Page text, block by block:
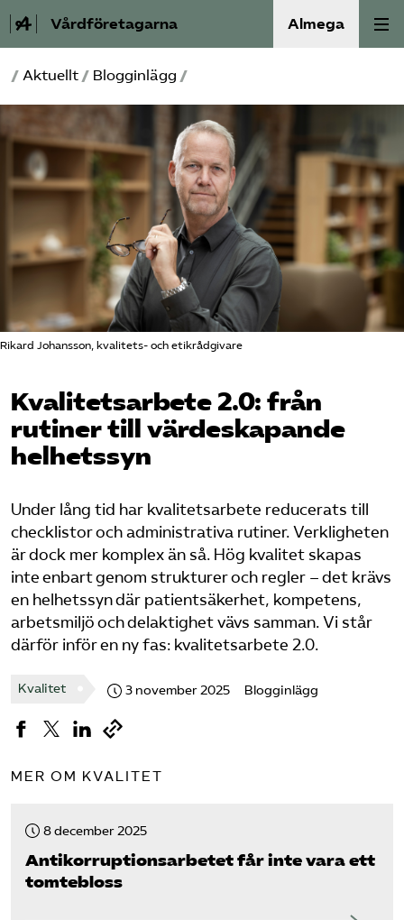
Vårdföretagarna Almega
Välfärdskriminalitet
Valmanifest
Medlemskap
Aktiviteter
Våra frågor
Om oss
Pressrum
Mina sidor
Privat Vårdfakta
Bli medlem
Logga in på Arbetsgivarguiden
Sök på vardforetagarna.se
/ Aktuellt / Blogginlägg /
Rikard Johansson, kvalitets- och etikrådgivare
Kvalitetsarbete 2.0: från
rutiner till värdeskapande
helhetssyn
Under lång tid har kvalitetsarbete reducerats till
checklistor och administrativa rutiner. Verkligheten
är dock mer komplex än så. Hög kvalitet skapas
inte enbart genom strukturer och regler – det krävs
en helhetssyn där patientsäkerhet, kompetens,
arbetsmiljö och delaktighet vävs samman. Vi står
därför inför en ny fas: kvalitetsarbete 2.0.
Kvalitet 3 november 2025 Blogginlägg
MER OM KVALITET
8 december 2025
Antikorruptions­arbetet får inte vara ett
tomtebloss